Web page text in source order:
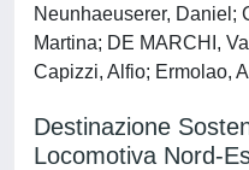
Neunhaeuserer, Daniel;
Martina; DE MARCHI,
Capizzi, Alfio; Ermolao,
Destinazione
Locomotiva Nord-